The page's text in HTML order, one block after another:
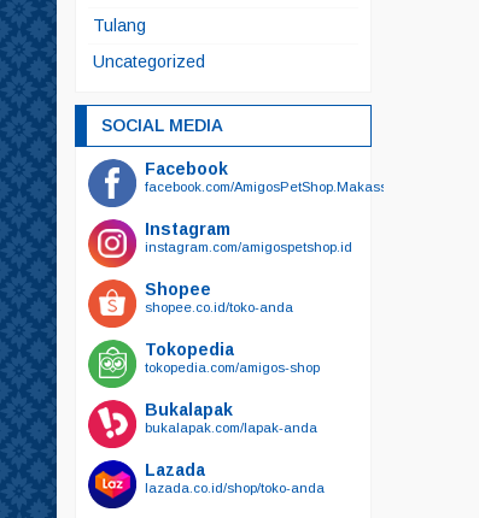
Botol Minum
Botol Susu
Gunting
Kalung Tali Harnest
Kalung
Kandang
Mainan
Makanan
Tulang
Uncategorized
SOCIAL MEDIA
Facebook
facebook.com/AmigosPetShop.Makassar
Instagram
instagram.com/amigospetshop.id
Shopee
shopee.co.id/toko-anda
Tokopedia
tokopedia.com/amigos-shop
Bukalapak
bukalapak.com/lapak-anda
Lazada
lazada.co.id/shop/toko-anda